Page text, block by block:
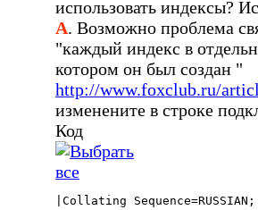
использовать индексы?
A. Возможно проблема
"каждый индекс в
котором он был создан "
http://www.foxclub.ru/
изменените в строке
Код
|Collating